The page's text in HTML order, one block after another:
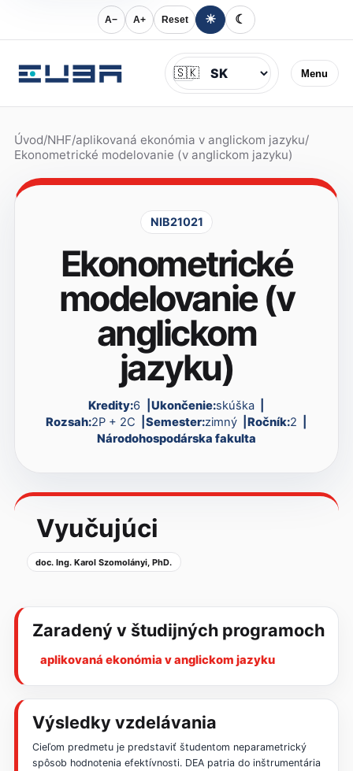
A− A+ Reset ☀ ☾
Menu
Jazyk
🇸🇰
Úvod/NHF/aplikovaná ekonómia v anglickom jazyku/
Ekonometrické modelovanie (v anglickom jazyku)
NIB21021
Ekonometrické
modelovanie (v
anglickom
jazyku)
Kredity:6 Ukončenie:skúška
Rozsah:2P + 2C Semester:zimný Ročník:2
Národohospodárska fakulta
Vyučujúci
doc. Ing. Karol Szomolányi, PhD.
Zaradený v študijných programoch
aplikovaná ekonómia v anglickom jazyku
Výsledky vzdelávania
Cieľom predmetu je predstaviť študentom neparametrický
spôsob hodnotenia efektívnosti. DEA patria do inštrumentária